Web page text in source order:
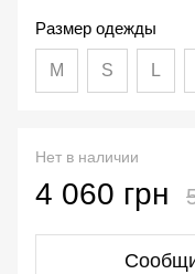
Размер одежды
М S L
Нет в наличии
4 060 грн